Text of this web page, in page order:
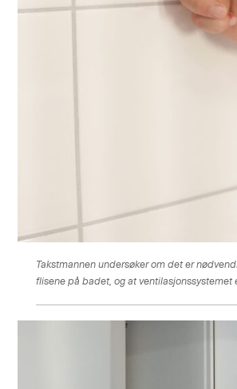
Takstmannen undersøker om det er
flisene på badet, og at ventilasjonssystemet